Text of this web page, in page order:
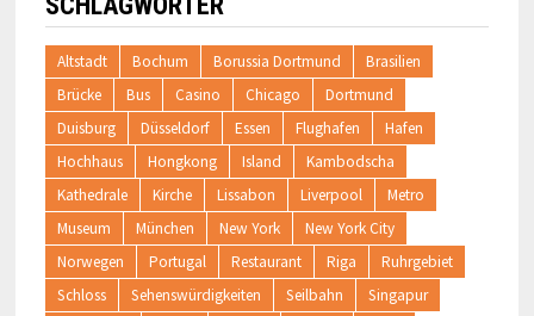
Altstadt Bochum Borussia Dortmund
Brasilien
Brücke
Bus Casino Chicago
Dortmund
Duisburg
Düsseldorf Essen Flughafen
Hafen
Hochhaus
Hongkong Island
Kambodscha
Kathedrale
Kirche Lissabon Liverpool
Metro
Museum
München New York
New York City
Norwegen
Portugal Restaurant Riga
Ruhrgebiet
Schloss
Sehenswürdigkeiten Seilbahn
Singapur